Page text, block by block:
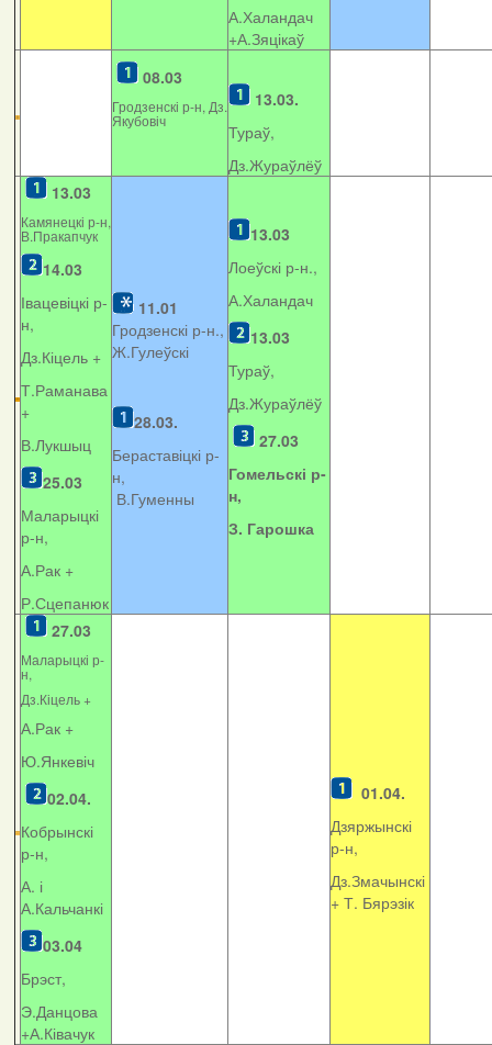
А.Халандач
+А.Зяцікаў
08.03
Гродзенскі р-н, Дз.
Якубовіч
13.03.
Тураў,
Дз.Жураўлёў
13.03
Камянецкі р-н,
В.Пракапчук
14.03
Івацевіцкі р-
н,
Дз.Кіцель +
Т.Раманава
+
В.Лукшыц
25.03
Маларыцкі
р-н,
А.Рак +
Р.Сцепанюк
11.01
Гродзенскі р-н.,
Ж.Гулеўскі
28.03.
Бераставіцкі р-
н,
В.Гуменны
13.03
Лоеўскі р-н.,
А.Халандач
13.03
Тураў,
Дз.Жураўлёў
27.03
Гомельскі р-
н,
З. Гарошка
27.03
Маларыцкі р-
н,
Дз.Кіцель +
А.Рак +
Ю.Янкевіч
02.04.
Кобрынскі
р-н,
А. і
А.Кальчанкі
03.04
Брэст,
Э.Данцова
+А.Ківачук
01.04.
Дзяржынскі
р-н,
Дз.Змачынскі
+ Т. Бярэзік